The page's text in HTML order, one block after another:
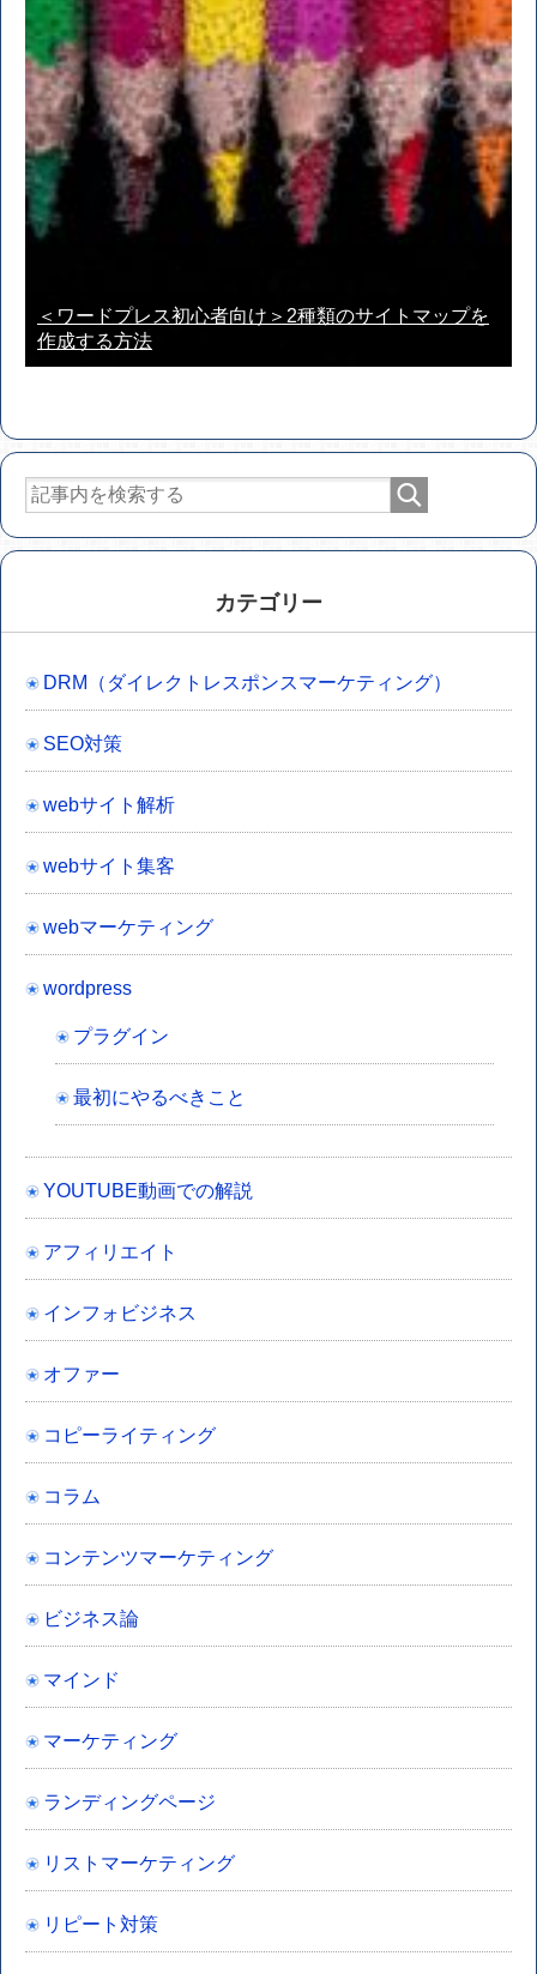
＜ワードプレス初心者向け＞2種類のサイトマップを
作成する方法
カテゴリー
DRM（ダイレクトレスポンスマーケティング）
SEO対策
webサイト解析
webサイト集客
webマーケティング
wordpress
プラグイン
最初にやるべきこと
YOUTUBE動画での解説
アフィリエイト
インフォビジネス
オファー
コピーライティング
コラム
コンテンツマーケティング
ビジネス論
マインド
マーケティング
ランディングページ
リストマーケティング
リピート対策